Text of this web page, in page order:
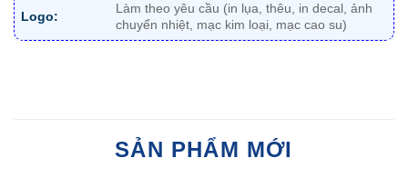
Logo:
Làm theo yêu cầu (in lụa, thêu, in decal, ảnh
chuyển nhiệt, mạc kim loại, mạc cao su)
SẢN PHẨM MỚI